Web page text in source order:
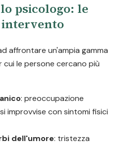
psicologo: le
affrontare un'ampia gamma
le persone cercano più
: preoccupazione
improvvise con sintomi fisici
dell'umore: tristezza